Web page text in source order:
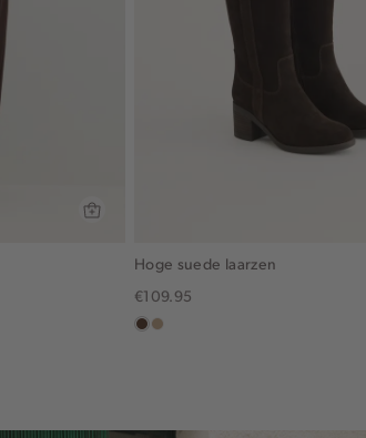
Hoge suede laarzen
€109.95
donkerbruin
zand